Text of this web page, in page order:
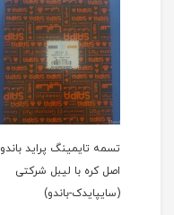
تسمه تایمینگ پراید باندو
اصل کره با لیبل شرکتی
(سایپایدک-باندو)